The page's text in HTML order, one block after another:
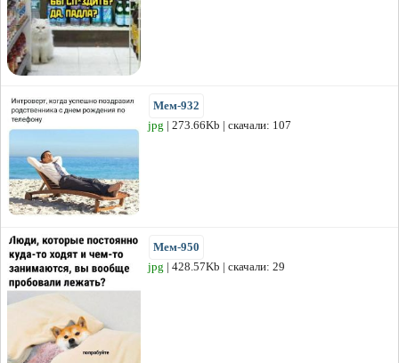
Мем-932
jpg | 273.66Kb | скачали: 107
Мем-950
jpg | 428.57Kb | скачали: 29